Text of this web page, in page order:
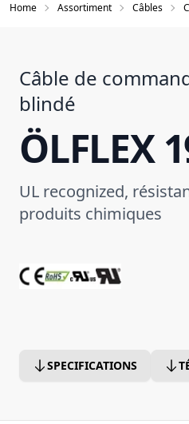
Home Assortiment Câbles
Câble de
blindé
ÖLFLEX
UL recognized,
produits chimiques
SPECIFICATIONS